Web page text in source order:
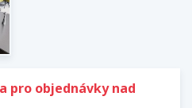
pro objednávky nad